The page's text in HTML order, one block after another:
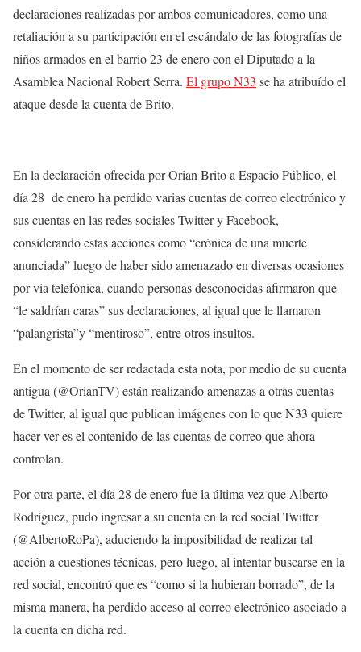
declaraciones realizadas por ambos comunicadores, como una
retaliación a su participación en el escándalo de las fotografías de
niños armados en el barrio 23 de enero con el Diputado a la
Asamblea Nacional Robert Serra. El grupo N33 se ha atribuído el
ataque desde la cuenta de Brito.
En la declaración ofrecida por Orian Brito a Espacio Público, el
día 28 de enero ha perdido varias cuentas de correo electrónico y
sus cuentas en las redes sociales Twitter y Facebook,
considerando estas acciones como “crónica de una muerte
anunciada” luego de haber sido amenazado en diversas ocasiones
por vía telefónica, cuando personas desconocidas afirmaron que
“le saldrían caras” sus declaraciones, al igual que le llamaron
“palangrista”y “mentiroso”, entre otros insultos.
En el momento de ser redactada esta nota, por medio de su cuenta
antigua (@OrianTV) están realizando amenazas a otras cuentas
de Twitter, al igual que publican imágenes con lo que N33 quiere
hacer ver es el contenido de las cuentas de correo que ahora
controlan.
Por otra parte, el día 28 de enero fue la última vez que Alberto
Rodríguez, pudo ingresar a su cuenta en la red social Twitter
(@AlbertoRoPa), aduciendo la imposibilidad de realizar tal
acción a cuestiones técnicas, pero luego, al intentar buscarse en la
red social, encontró que es “como si la hubieran borrado”, de la
misma manera, ha perdido acceso al correo electrónico asociado a
la cuenta en dicha red.